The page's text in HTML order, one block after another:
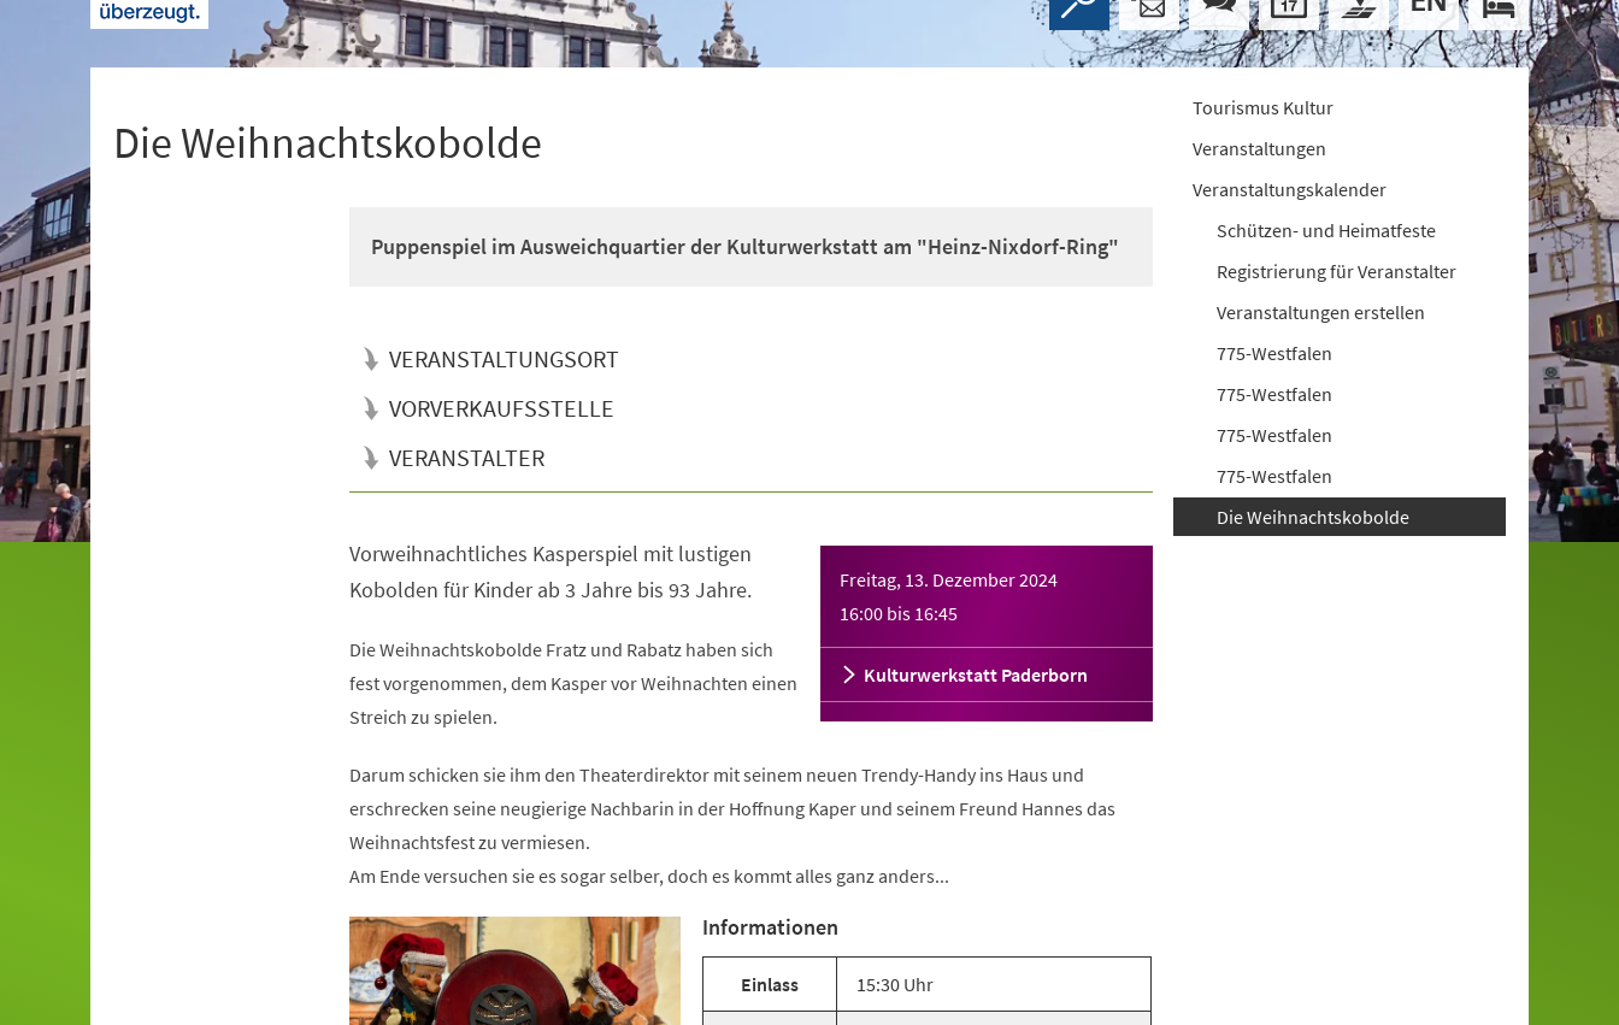
Die Weihnachtskobolde
Puppenspiel im Ausweichquartier der Kulturwerkstatt am "Heinz-Nixdorf-Ring"
VERANSTALTUNGSORT
VORVERKAUFSSTELLE
VERANSTALTER
Freitag, 13. Dezember 2024
16:00 bis 16:45
Kulturwerkstatt Paderborn
Vorweihnachtliches Kasperspiel mit lustigen
Kobolden für Kinder ab 3 Jahre bis 93 Jahre.
Die Weihnachtskobolde Fratz und Rabatz haben sich
fest vorgenommen, dem Kasper vor Weihnachten einen
Streich zu spielen.
Darum schicken sie ihm den Theaterdirektor mit seinem neuen Trendy-Handy ins Haus und
erschrecken seine neugierige Nachbarin in der Hoffnung Kaper und seinem Freund Hannes das
Weihnachtsfest zu vermiesen.
Am Ende versuchen sie es sogar selber, doch es kommt alles ganz anders...
Informationen
Einlass 15:30 Uhr
Tourismus Kultur
Veranstaltungen
Veranstaltungskalender
Schützen- und Heimatfeste
Registrierung für Veranstalter
Veranstaltungen erstellen
775-Westfalen
775-Westfalen
775-Westfalen
775-Westfalen
Die Weihnachtskobolde